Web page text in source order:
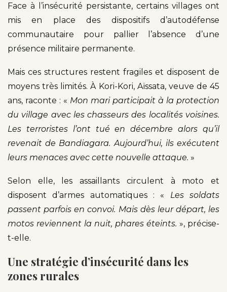
Face à l’insécurité persistante, certains villages ont
mis en place des dispositifs d’autodéfense
communautaire pour pallier l’absence d’une
présence militaire permanente.
Mais ces structures restent fragiles et disposent de
moyens très limités. À Kori-Kori, Aïssata, veuve de 45
ans, raconte : « Mon mari participait à la protection
du village avec les chasseurs des localités voisines.
Les terroristes l’ont tué en décembre alors qu’il
revenait de Bandiagara. Aujourd’hui, ils exécutent
leurs menaces avec cette nouvelle attaque. »
Selon elle, les assaillants circulent à moto et
disposent d’armes automatiques : « Les soldats
passent parfois en convoi. Mais dès leur départ, les
motos reviennent la nuit, phares éteints. », précise-
t-elle.
Une stratégie d’insécurité dans les
zones rurales